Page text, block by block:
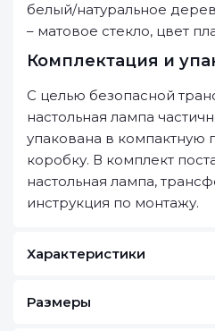
белый/натуральное
– матовое стекло, цвет
Комплектация и
С целью безопасной
настольная лампа
упакована в компактную
коробку. В комплект
настольная лампа,
инструкция по монтажу.
Характеристики
Размеры